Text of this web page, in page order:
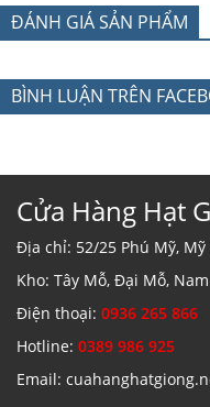
ĐÁNH GIÁ SẢN PHẨM
BÌNH LUẬN TRÊN
Cửa Hàng Hạt
Địa chỉ: 52/25 Phú Mỹ,
Kho: Tây Mỗ, Đại Mỗ,
Điện thoại: 0936 265 866
Hotline: 0389 986 925
Email: